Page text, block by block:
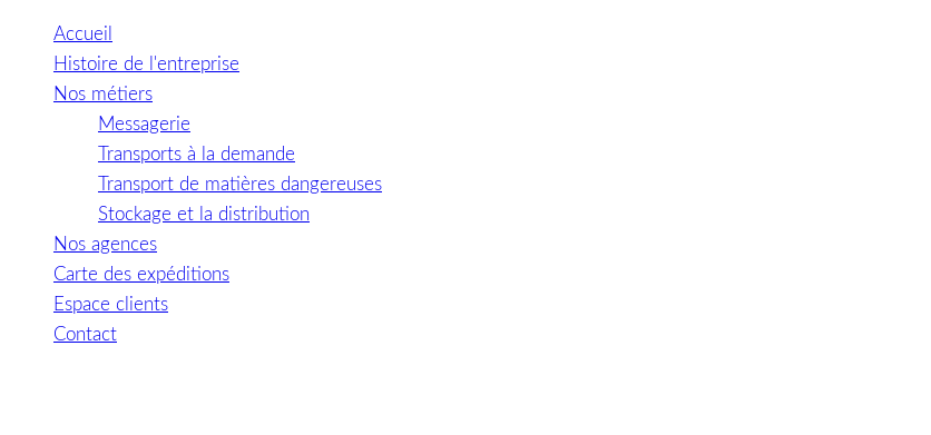
Accueil
Histoire de l'entreprise
Nos métiers
Messagerie
Transports à la demande
Transport de matières dangereuses
Stockage et la distribution
Nos agences
Carte des expéditions
Espace clients
Contact